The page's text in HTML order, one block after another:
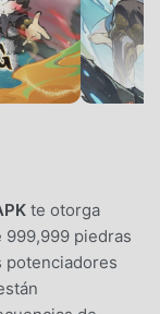
te otorga
999,999 piedras
potenciadores